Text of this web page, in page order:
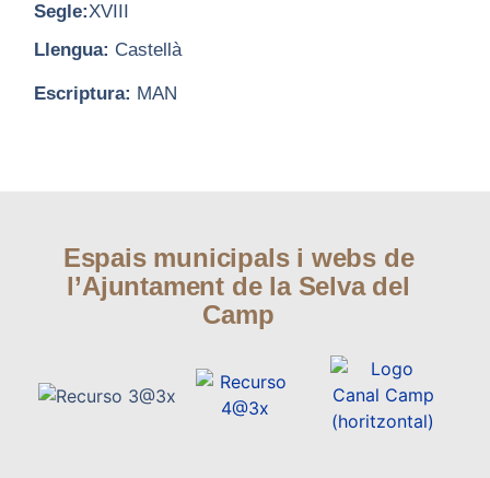
Segle:XVIII
Llengua: Castellà
Escriptura: MAN
Espais municipals i webs de
l’Ajuntament de la Selva del
Camp